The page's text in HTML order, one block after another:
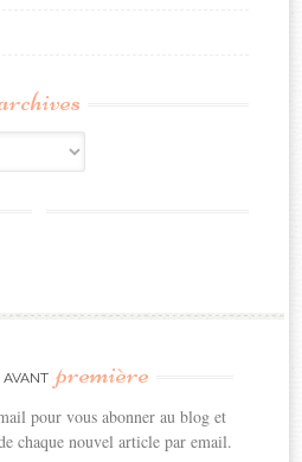
AVANT première
pour vous abonner au blog et
chaque nouvel article par email.